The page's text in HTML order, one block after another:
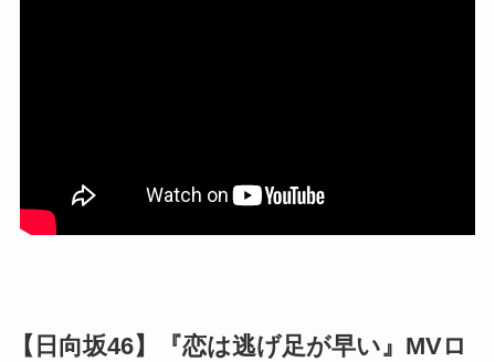
【日向坂46】『恋は逃げ足が早い』MVロ